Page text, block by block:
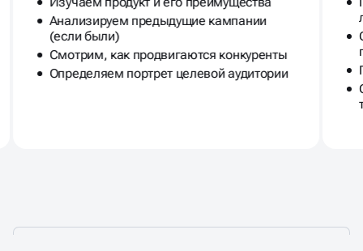
Анализируем предыдущие кампании
(если были)
Смотрим, как продвигаются конкуренты
Определяем портрет целевой аудитории